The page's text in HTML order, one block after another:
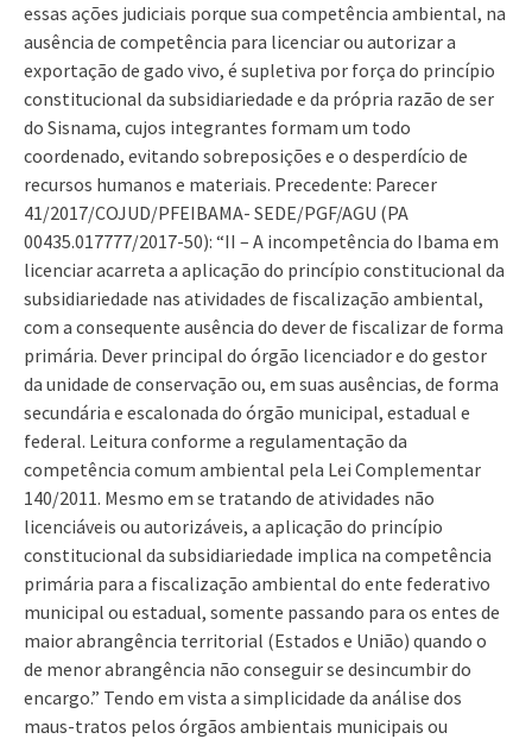
essas ações judiciais porque sua competência ambiental, na
ausência de competência para licenciar ou autorizar a
exportação de gado vivo, é supletiva por força do princípio
constitucional da subsidiariedade e da própria razão de ser
do Sisnama, cujos integrantes formam um todo
coordenado, evitando sobreposições e o desperdício de
recursos humanos e materiais. Precedente: Parecer
41/2017/COJUD/PFEIBAMA- SEDE/PGF/AGU (PA
00435.017777/2017-50): “II – A incompetência do Ibama em
licenciar acarreta a aplicação do princípio constitucional da
subsidiariedade nas atividades de fiscalização ambiental,
com a consequente ausência do dever de fiscalizar de forma
primária. Dever principal do órgão licenciador e do gestor
da unidade de conservação ou, em suas ausências, de forma
secundária e escalonada do órgão municipal, estadual e
federal. Leitura conforme a regulamentação da
competência comum ambiental pela Lei Complementar
140/2011. Mesmo em se tratando de atividades não
licenciáveis ou autorizáveis, a aplicação do princípio
constitucional da subsidiariedade implica na competência
primária para a fiscalização ambiental do ente federativo
municipal ou estadual, somente passando para os entes de
maior abrangência territorial (Estados e União) quando o
de menor abrangência não conseguir se desincumbir do
encargo.” Tendo em vista a simplicidade da análise dos
maus-tratos pelos órgãos ambientais municipais ou